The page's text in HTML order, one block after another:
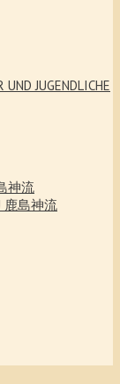
JUGENDLICHE
神流
鹿島神流